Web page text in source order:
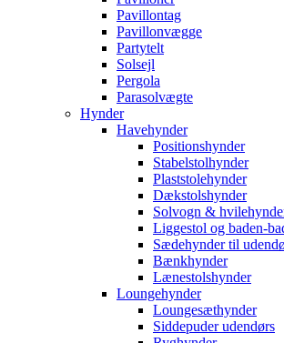
Pavillontag
Pavillonvægge
Partytelt
Solsejl
Pergola
Parasolvægte
Hynder
Havehynder
Positionshynder
Stabelstolhynder
Plaststolehynder
Dækstolshynder
Solvogn &
Liggestol og baden-
Sædehynder til
Bænkhynder
Lænestolshynder
Loungehynder
Loungesæthynder
Siddepuder udendørs